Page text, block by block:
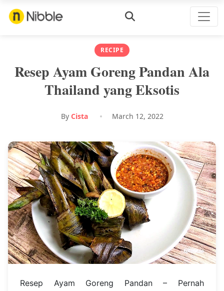
RECIPE
Resep Ayam Goreng Pandan Ala
Thailand yang Eksotis
By Cista March 12, 2022
Resep Ayam Goreng Pandan – Pernah